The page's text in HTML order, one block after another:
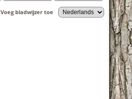
Voeg bladwijzer toe